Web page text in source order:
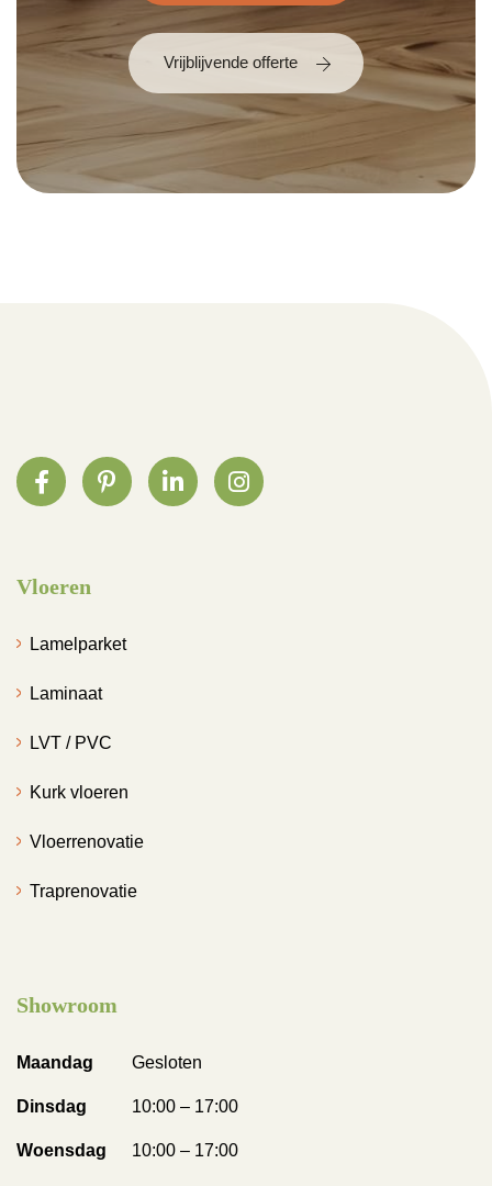
Vrijblijvende offerte
Vloeren
Lamelparket
Laminaat
LVT / PVC
Kurk vloeren
Vloerrenovatie
Traprenovatie
Showroom
Maandag Gesloten
Dinsdag 10:00 – 17:00
Woensdag 10:00 – 17:00